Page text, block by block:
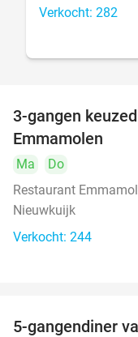
Verkocht: 282
3-gangen
Emmamolen
Ma
Do
Restaurant
Nieuwkuijk
Verkocht: 244
5-gangendiner